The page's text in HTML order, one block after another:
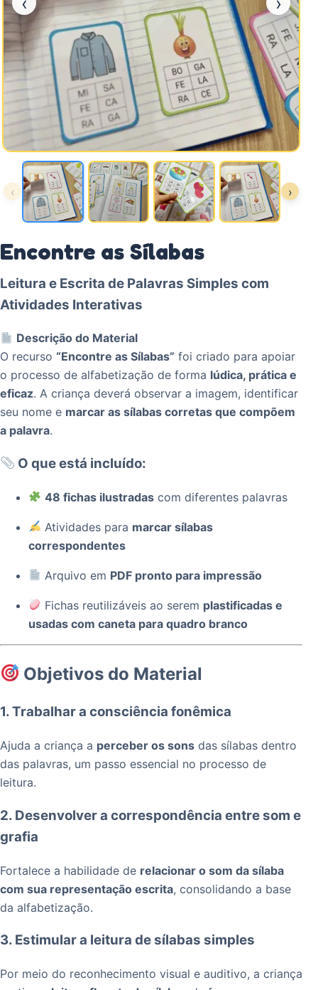
‹ ›
Encontre as Sílabas
Leitura e Escrita de Palavras Simples com
Atividades Interativas
Descrição do Material
O recurso “Encontre as Sílabas” foi criado para apoiar
o processo de alfabetização de forma lúdica, prática e
eficaz. A criança deverá observar a imagem, identificar
seu nome e marcar as sílabas corretas que compõem
a palavra.
O que está incluído:
48 fichas ilustradas com diferentes palavras
Atividades para marcar sílabas
correspondentes
Arquivo em PDF pronto para impressão
Fichas reutilizáveis ao serem plastificadas e
usadas com caneta para quadro branco
Objetivos do Material
1. Trabalhar a consciência fonêmica
Ajuda a criança a perceber os sons das sílabas dentro
das palavras, um passo essencial no processo de
leitura.
2. Desenvolver a correspondência entre som e
grafia
Fortalece a habilidade de relacionar o som da sílaba
com sua representação escrita, consolidando a base
da alfabetização.
3. Estimular a leitura de sílabas simples
Por meio do reconhecimento visual e auditivo, a criança